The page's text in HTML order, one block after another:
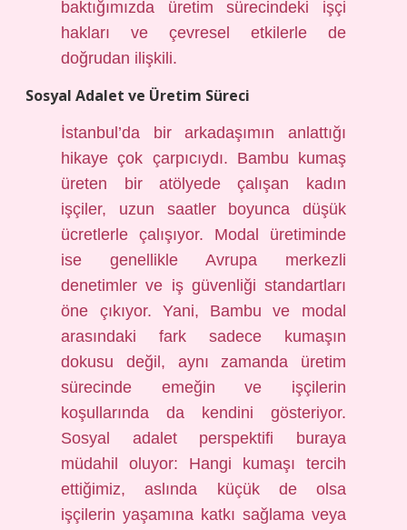
baktığımızda üretim sürecindeki işçi
hakları ve çevresel etkilerle de
doğrudan ilişkili.
Sosyal Adalet ve Üretim Süreci
İstanbul’da bir arkadaşımın anlattığı
hikaye çok çarpıcıydı. Bambu kumaş
üreten bir atölyede çalışan kadın
işçiler, uzun saatler boyunca düşük
ücretlerle çalışıyor. Modal üretiminde
ise genellikle Avrupa merkezli
denetimler ve iş güvenliği standartları
öne çıkıyor. Yani, Bambu ve modal
arasındaki fark sadece kumaşın
dokusu değil, aynı zamanda üretim
sürecinde emeğin ve işçilerin
koşullarında da kendini gösteriyor.
Sosyal adalet perspektifi buraya
müdahil oluyor: Hangi kumaşı tercih
ettiğimiz, aslında küçük de olsa
işçilerin yaşamına katkı sağlama veya